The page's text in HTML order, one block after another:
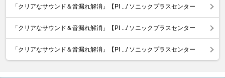
「クリアなサウンド＆音漏れ解消」【PI .../ ソニックプラスセンター
「クリアなサウンド＆音漏れ解消」【PI .../ ソニックプラスセンター
「クリアなサウンド＆音漏れ解消」【PI .../ ソニックプラスセンター